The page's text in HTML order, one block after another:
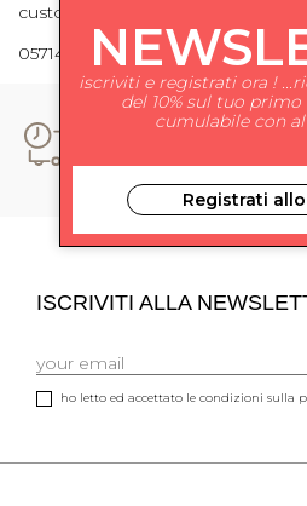
customercare@lavolperossa.it
0571498228
ISCRIVITI ALLA
ho letto ed accettato le condizioni sulla
iscriviti e registrati ora !
del 10% sul tuo
cumulabile con
Registrati